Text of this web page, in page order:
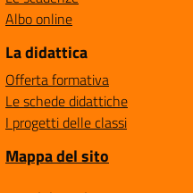
Albo online
La didattica
Offerta formativa
Le schede didattiche
I progetti delle classi
Mappa del sito